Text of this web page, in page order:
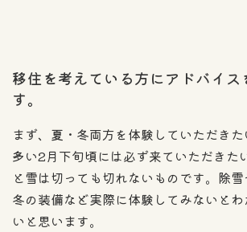
移住を考えている方にアドバイス
す。
まず、夏・冬両方を体験していただき
多い2月下旬頃には必ず来ていただきた
と雪は切っても切れないものです。除雪
冬の装備など実際に体験してみないと
いと思います。